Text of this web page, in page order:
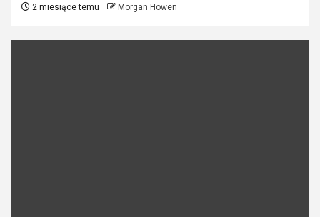
2 miesiące temu Morgan Howen